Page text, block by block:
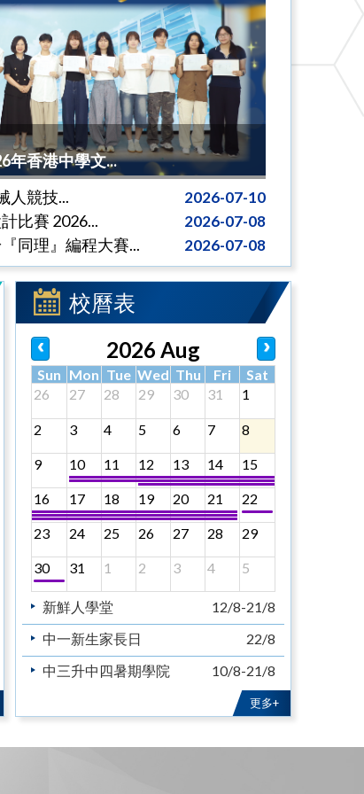
年香港中學文...
2026-07-10
人競技...
2026-07-08
比賽 2026...
2026-07-08
同理』編程大賽...
校曆表
2026 Aug
Sun Mon Tue Wed Thu Fri
Sat
26
27 28 29 30 31 1
2 3 4 5 6 7 8
9 10 11 12 13 14 15
16 17 18 19 20 21 22
23 24 25 26 27 28 29
30 31 1 2 3 4 5
新鮮人學堂
12/8-21/8
中一新生家長日
22/8
中三升中四暑期學院
10/8-21/8
10/8-21/8
更多+